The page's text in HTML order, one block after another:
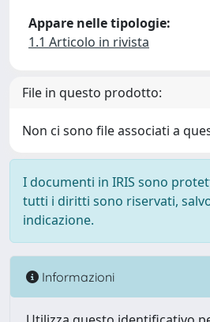
Appare nelle tipologie:
1.1 Articolo in rivista
File in questo prodotto:
Non ci sono file associati a
I documenti in IRIS sono
tutti i diritti sono riservati,
indicazione.
Informazioni